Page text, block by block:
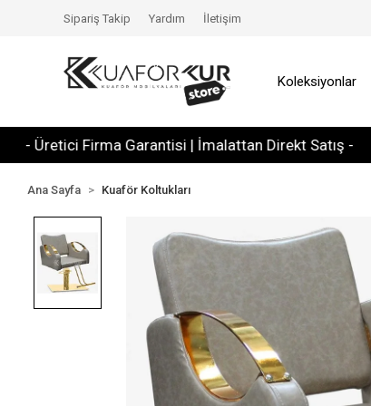
Firma Garantisi | İmalattan Direkt Satış - -
Sipariş Takip Yardım İletişim
Koleksiyonlar
Ana Sayfa Kuaför Koltukları